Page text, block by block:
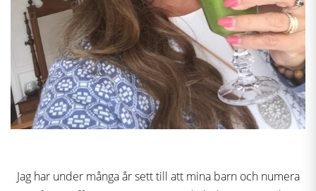
Jag har under många år sett till att mina barn och numera